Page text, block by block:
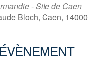
- Site de Caen
Bloch, Caen, 14000